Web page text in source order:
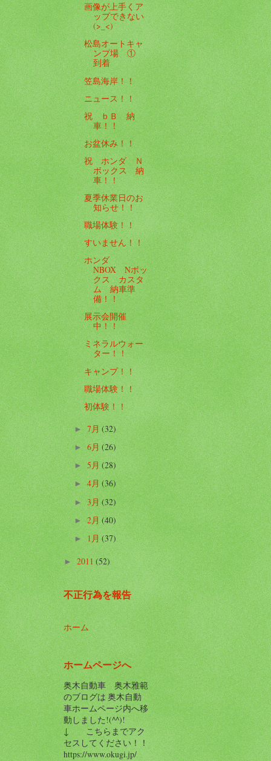
画像が上手くア
ップできない
(>_<)
松島オートキャ
ンプ場 ①
到着
笠島海岸！！
ニュース！！
祝 ｂＢ 納
車！！
お盆休み！！
祝 ホンダ Ｎ
ボックス 納
車！！
夏季休業日のお
知らせ！！
職場体験！！
すいません！！
ホンダ
NBOX Nボッ
クス カスタ
ム 納車準
備！！
展示会開催
中！！
ミネラルウォー
ター！！
キャンプ！！
職場体験！！
初体験！！
►7月(32)
►6月(26)
►5月(28)
►4月(36)
►3月(32)
►2月(40)
►1月(37)
►2011(52)
不正行為を報告
ホーム
ホームページへ
奥木自動車 奥木雅範
のブログは 奥木自動
車ホームページ内へ移
動しました!(^^)!
↓ こちらまでアク
セスしてください！！
https://www.okugi.jp/